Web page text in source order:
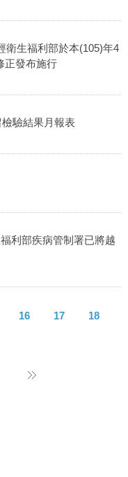
衛生福利部於本(105)年4
正發布施行
驗結果月報表
利部疾病管制署已將越
16 17 18